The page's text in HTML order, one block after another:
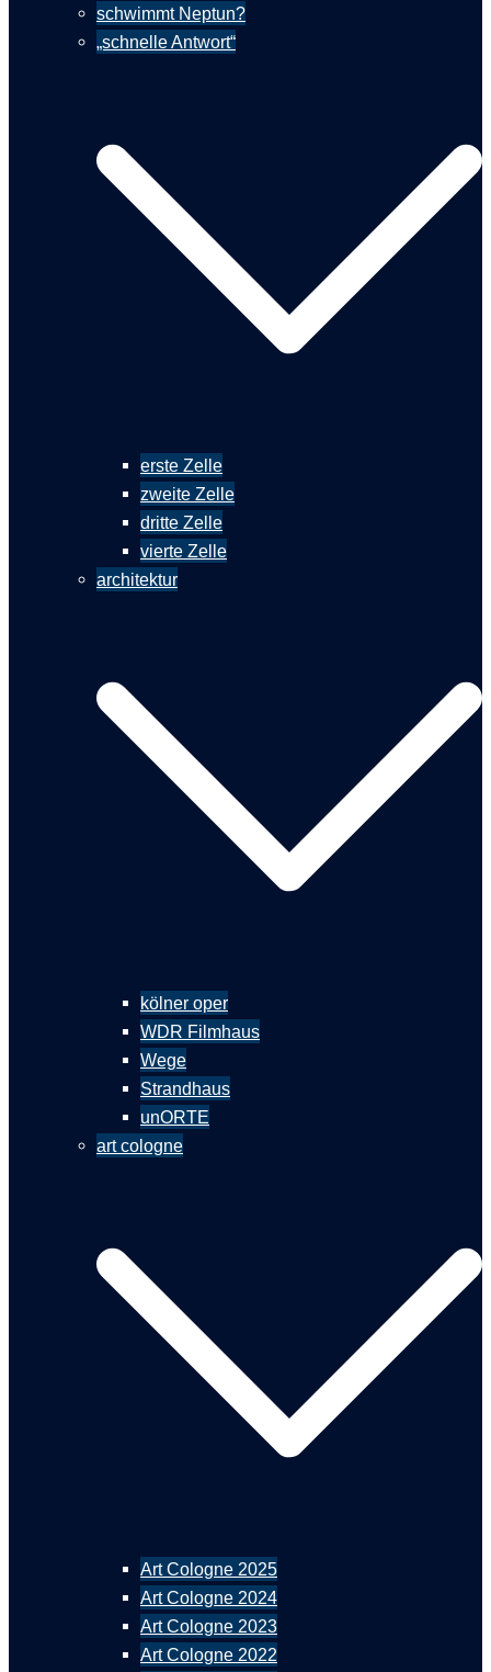
schwimmt Neptun?
„schnelle Antwort“
erste Zelle
zweite Zelle
dritte Zelle
vierte Zelle
architektur
kölner oper
WDR Filmhaus
Wege
Strandhaus
unORTE
art cologne
Art Cologne 2025
Art Cologne 2024
Art Cologne 2023
Art Cologne 2022